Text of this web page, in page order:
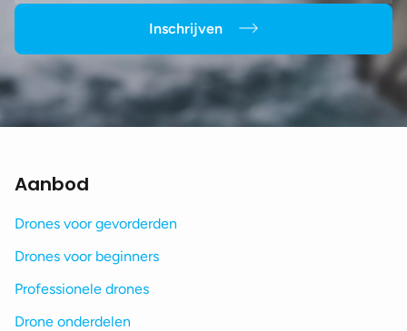
Inschrijven
Aanbod
Drones voor gevorderden
Drones voor beginners
Professionele drones
Drone onderdelen